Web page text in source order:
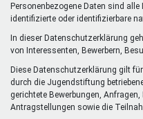
Personenbezogene Daten sind
identifizierte oder identifizierbare
In dieser Datenschutzerklärung
von Interessenten, Bewerbern,
Diese Datenschutzerklärung gilt
durch die Jugendstiftung
gerichtete Bewerbungen,
Antragstellungen sowie die